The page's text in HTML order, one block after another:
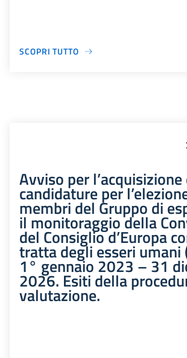
SCOPRI TUTTO
Avviso per l’acquisizione
candidature per
membri del Gruppo di
il monitoraggio della
del Consiglio d’Europa
tratta degli esseri umani
1° gennaio 2023 – 31
2026. Esiti della
valutazione.